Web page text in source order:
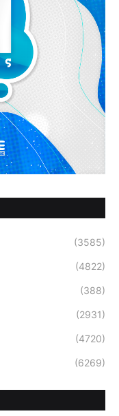
(3585)
(4822)
(388)
(2931)
(4720)
(6269)